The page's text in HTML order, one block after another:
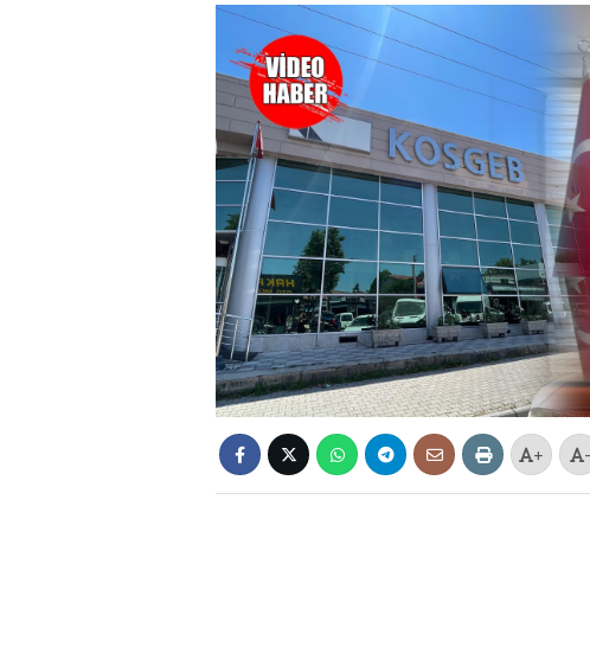
+ -